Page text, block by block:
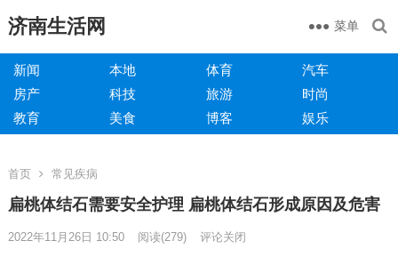
济南生活网 菜单
新闻 本地 体育
汽车
房产
科技 旅游
时尚
教育
美食 博客 娱乐
首页 常见疾病
扁桃体结石需要安全护理 扁桃体结石形成原因及危害
2022年11月26日 10:50 阅读(279) 评论关闭